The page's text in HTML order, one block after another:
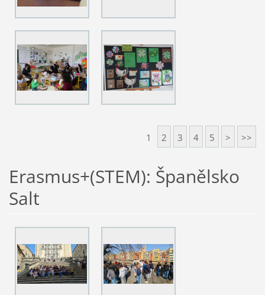
1 2 3 4 5 > >>
Erasmus+(STEM): Španělsko
Salt